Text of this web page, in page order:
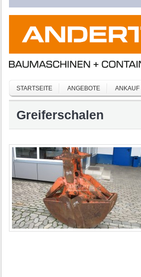
STARTSEITE ANGEBOTE ANKAUF
Greiferschalen